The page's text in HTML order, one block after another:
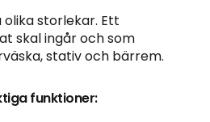
olika storlekar. Ett
skal ingår och som
stativ och bärrem.
funktioner: